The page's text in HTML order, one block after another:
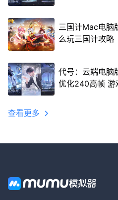
三国计Mac电脑
么玩三国计攻略
代号：云端电脑
优化240高帧 游
查看更多